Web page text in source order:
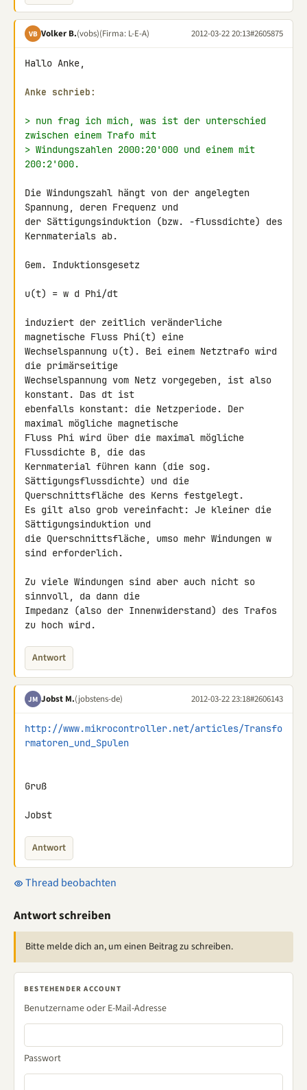
VB Volker B.(vobs)(Firma: L-E-A) 2012-03-22 20:13#2605875
Hallo Anke,
Anke schrieb:
> nun frag ich mich, was ist der unterschied
zwischen einem Trafo mit
> Windungszahlen 2000:20'000 und einem mit
200:2'000.
Die Windungszahl hängt von der angelegten
Spannung, deren Frequenz und
der Sättigungsinduktion (bzw. -flussdichte) des
Kernmaterials ab.
Gem. Induktionsgesetz
u(t) = w d Phi/dt
induziert der zeitlich veränderliche
magnetische Fluss Phi(t) eine
Wechselspannung u(t). Bei einem Netztrafo wird
die primärseitige
Wechselspannung vom Netz vorgegeben, ist also
konstant. Das dt ist
ebenfalls konstant: die Netzperiode. Der
maximal mögliche magnetische
Fluss Phi wird über die maximal mögliche
Flussdichte B, die das
Kernmaterial führen kann (die sog.
Sättigungsflussdichte) und die
Querschnittsfläche des Kerns festgelegt.
Es gilt also grob vereinfacht: Je kleiner die
Sättigungsinduktion und
die Querschnittsfläche, umso mehr Windungen w
sind erforderlich.
Zu viele Windungen sind aber auch nicht so
sinnvoll, da dann die
Impedanz (also der Innenwiderstand) des Trafos
zu hoch wird.
Antwort
JM Jobst M.(jobstens-de) 2012-03-22 23:18#2606143
http://www.mikrocontroller.net/articles/Transfo
rmatoren_und_Spulen
Gruß
Jobst
Antwort
Thread beobachten
Antwort schreiben
Bitte melde dich an, um einen Beitrag zu schreiben.
BESTEHENDER ACCOUNT
Benutzername oder E-Mail-Adresse
Passwort